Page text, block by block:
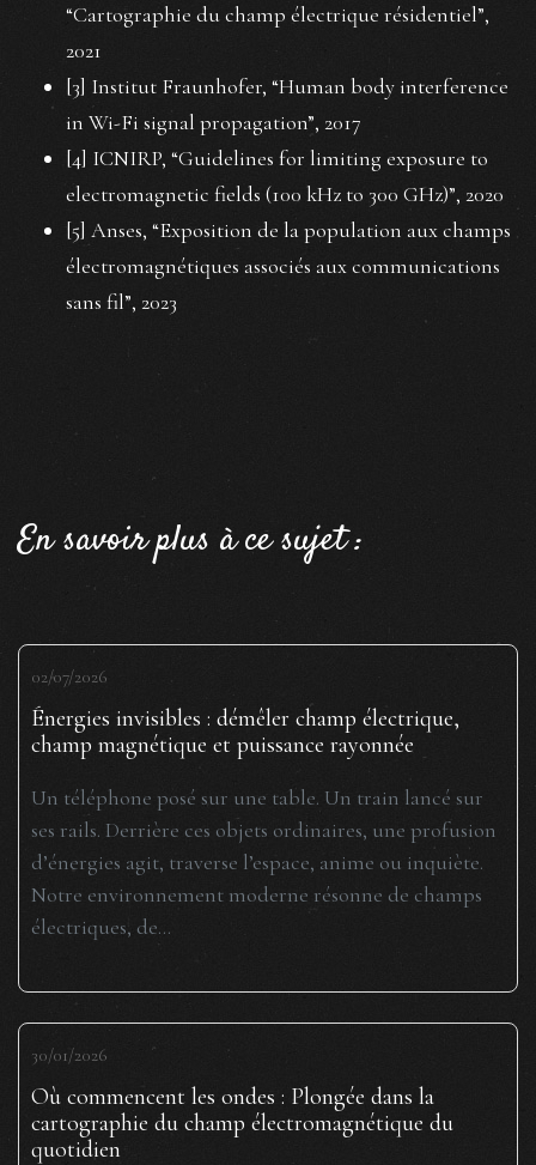
“Cartographie du champ électrique résidentiel”,
2021
[3] Institut Fraunhofer, “Human body interference
in Wi-Fi signal propagation”, 2017
[4] ICNIRP, “Guidelines for limiting exposure to
electromagnetic fields (100 kHz to 300 GHz)”, 2020
[5] Anses, “Exposition de la population aux champs
électromagnétiques associés aux communications
sans fil”, 2023
En savoir plus à ce sujet :
02/07/2026
Énergies invisibles : démêler champ électrique,
champ magnétique et puissance rayonnée
Un téléphone posé sur une table. Un train lancé sur
ses rails. Derrière ces objets ordinaires, une profusion
d’énergies agit, traverse l’espace, anime ou inquiète.
Notre environnement moderne résonne de champs
électriques, de...
30/01/2026
Où commencent les ondes : Plongée dans la
cartographie du champ électromagnétique du
quotidien